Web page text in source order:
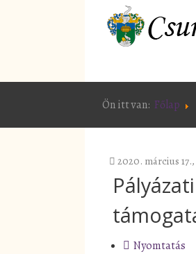
Ön itt van: Főlap
2020. március
Nyomtatás